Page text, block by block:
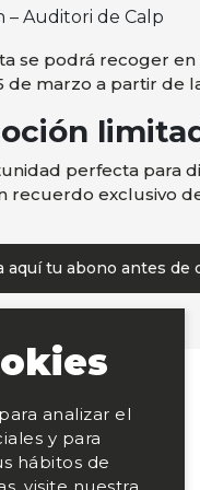
analizar el
y para
hábitos de
– Auditori de Calp
se podrá recoger
de marzo a partir de
perfecta para
recuerdo exclusivo
aquí tu abono antes de